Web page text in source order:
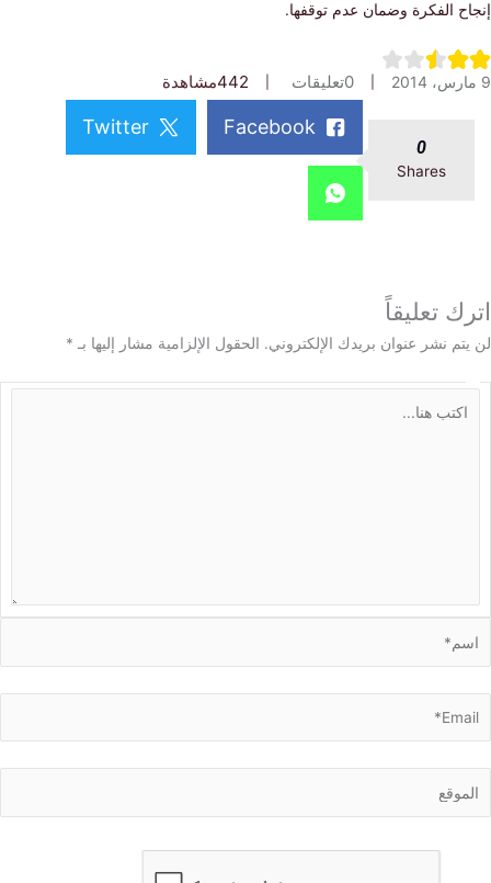
الفكرة وضمان عدم توقفها.
0 تعليقات 442مشاهدة
Shares
Facebook
Twitter
تعليقاً
نشر عنوان بريدك الإلكتروني. الحقول الإلزامية مشار إليها بـ*